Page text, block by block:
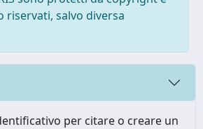
salvo diversa
per citare o creare un